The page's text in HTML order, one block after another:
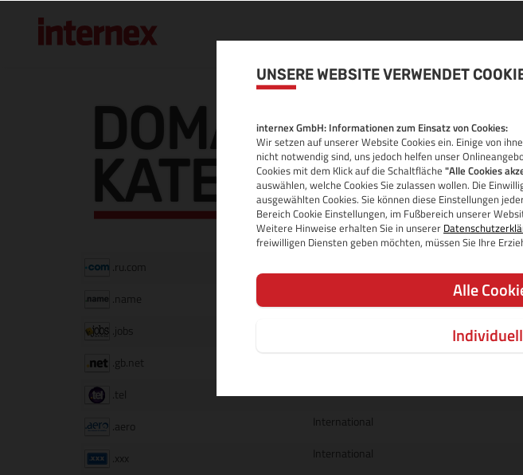
UNSERE WEBSITE VERWENDET
internex GmbH: Informationen zum Einsatz von Cookies:
Wir setzen auf unserer Website Cookies ein. Einige von
nicht notwendig sind, uns jedoch helfen unser
Cookies mit dem Klick auf die Schaltfläche "Alle Cookies
auswählen, welche Cookies Sie zulassen wollen. Die
ausgewählten Cookies. Sie können diese Einstellungen
Bereich Cookie Einstellungen, im Fußbereich unserer
Weitere Hinweise erhalten Sie in unserer
freiwilligen Diensten geben möchten, müssen Sie Ihre
Alle
DOMAINS DER
KATEGORIE
.ru.com
.name
.jobs
.gb.net
.tel
.aero International
.xxx International